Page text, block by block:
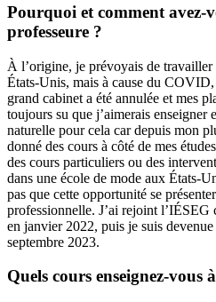
Pourquoi et comment avez-
professeure ?
À l’origine, je prévoyais de travailler
États-Unis, mais à cause du
grand cabinet a été annulée et mes
toujours su que j’aimerais enseigner
naturelle pour cela car depuis mon
donné des cours à côté de mes
des cours particuliers ou des
dans une école de mode aux États-
pas que cette opportunité se
professionnelle. J’ai rejoint l’IÉSEG
en janvier 2022, puis je suis
septembre 2023.
Quels cours enseignez-vous